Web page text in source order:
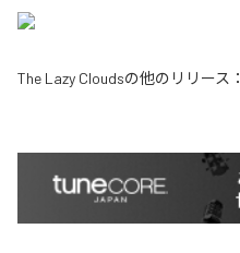
The Lazy Cloudsの他のリリース：